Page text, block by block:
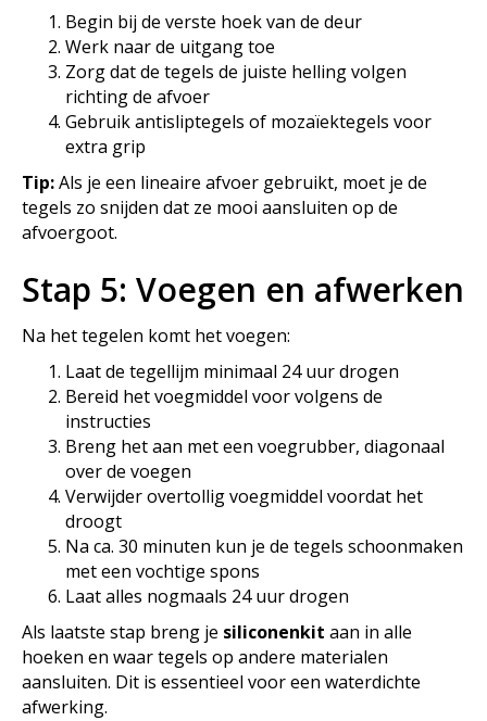
Begin bij de verste hoek van de deur
Werk naar de uitgang toe
Zorg dat de tegels de juiste helling volgen
richting de afvoer
Gebruik antisliptegels of mozaïektegels voor
extra grip
Tip:Als je een lineaire afvoer gebruikt, moet je de
tegels zo snijden dat ze mooi aansluiten op de
afvoergoot.
Stap 5: Voegen en afwerken
Na het tegelen komt het voegen:
Laat de tegellijm minimaal 24 uur drogen
Bereid het voegmiddel voor volgens de
instructies
Breng het aan met een voegrubber, diagonaal
over de voegen
Verwijder overtollig voegmiddel voordat het
droogt
Na ca. 30 minuten kun je de tegels schoonmaken
met een vochtige spons
Laat alles nogmaals 24 uur drogen
Als laatste stap breng je siliconenkit aan in alle
hoeken en waar tegels op andere materialen
aansluiten. Dit is essentieel voor een waterdichte
afwerking.